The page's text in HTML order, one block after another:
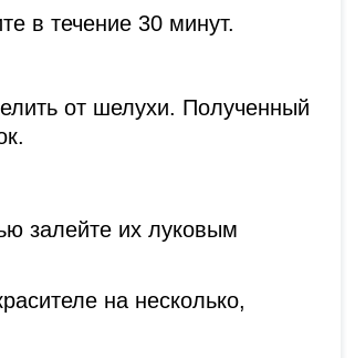
в течение 30 минут.
от шелухи. Полученный
залейте их луковым
на несколько,